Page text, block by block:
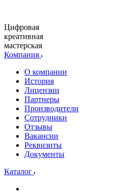
Цифровая
креативная
мастерская
Компания
О компании
История
Лицензии
Партнеры
Производители
Сотрудники
Отзывы
Вакансии
Реквизиты
Документы
Каталог